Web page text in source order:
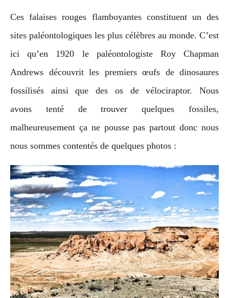
Ces falaises rouges flamboyantes constituent un des
sites paléontologiques les plus célèbres au monde. C’est
ici qu’en 1920 le paléontologiste Roy Chapman
Andrews découvrit les premiers œufs de dinosaures
fossilisés ainsi que des os de vélociraptor. Nous
avons tenté de trouver quelques fossiles,
malheureusement ça ne pousse pas partout donc nous
nous sommes contentés de quelques photos :